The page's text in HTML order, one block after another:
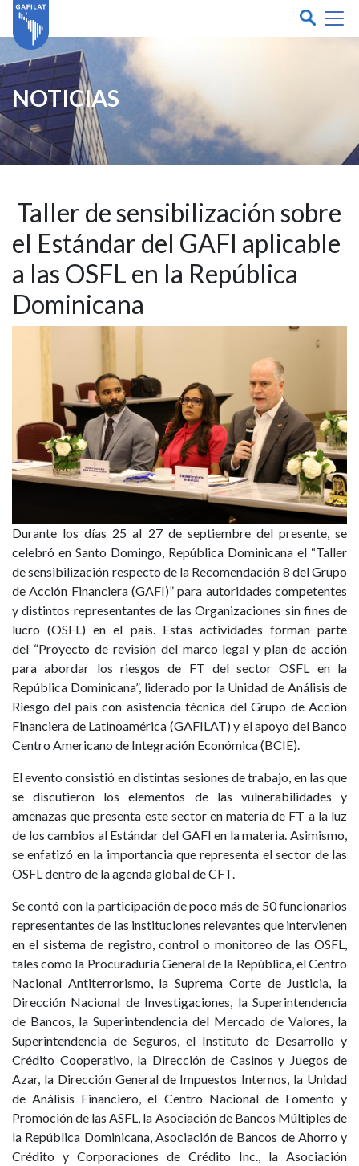
NOTICIAS
Taller de sensibilización sobre
el Estándar del GAFI aplicable
a las OSFL en la República
Dominicana
Durante los días 25 al 27 de septiembre del presente, se
celebró en Santo Domingo, República Dominicana el “Taller
de sensibilización respecto de la Recomendación 8 del Grupo
de Acción Financiera (GAFI)” para autoridades competentes
y distintos representantes de las Organizaciones sin fines de
lucro (OSFL) en el país. Estas actividades forman parte
del “Proyecto de revisión del marco legal y plan de acción
para abordar los riesgos de FT del sector OSFL en la
República Dominicana”, liderado por la Unidad de Análisis de
Riesgo del país con asistencia técnica del Grupo de Acción
Financiera de Latinoamérica (GAFILAT) y el apoyo del Banco
Centro Americano de Integración Económica (BCIE).
El evento consistió en distintas sesiones de trabajo, en las que
se discutieron los elementos de las vulnerabilidades y
amenazas que presenta este sector en materia de FT a la luz
de los cambios al Estándar del GAFI en la materia. Asimismo,
se enfatizó en la importancia que representa el sector de las
OSFL dentro de la agenda global de CFT.
Se contó con la participación de poco más de 50 funcionarios
representantes de las instituciones relevantes que intervienen
en el sistema de registro, control o monitoreo de las OSFL,
tales como la Procuraduría General de la República, el Centro
Nacional Antiterrorismo, la Suprema Corte de Justicia, la
Dirección Nacional de Investigaciones, la Superintendencia
de Bancos, la Superintendencia del Mercado de Valores, la
Superintendencia de Seguros, el Instituto de Desarrollo y
Crédito Cooperativo, la Dirección de Casinos y Juegos de
Azar, la Dirección General de Impuestos Internos, la Unidad
de Análisis Financiero, el Centro Nacional de Fomento y
Promoción de las ASFL, la Asociación de Bancos Múltiples de
la República Dominicana, Asociación de Bancos de Ahorro y
Crédito y Corporaciones de Crédito Inc., la Asociación